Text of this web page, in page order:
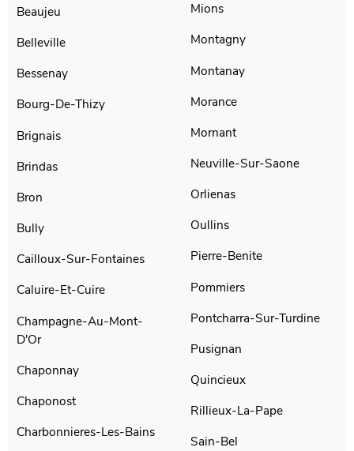
Beaujeu
Belleville
Bessenay
Bourg-De-Thizy
Brignais
Brindas
Bron
Bully
Cailloux-Sur-Fontaines
Caluire-Et-Cuire
Champagne-Au-Mont-
D'Or
Chaponnay
Chaponost
Charbonnieres-Les-Bains
Mions
Montagny
Montanay
Morance
Mornant
Neuville-Sur-Saone
Orlienas
Oullins
Pierre-Benite
Pommiers
Pontcharra-Sur-Turdine
Pusignan
Quincieux
Rillieux-La-Pape
Sain-Bel